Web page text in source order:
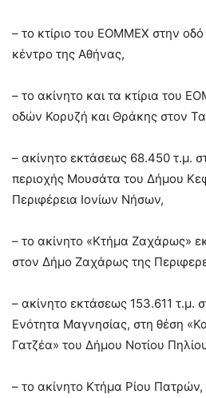
– το κτίριο του ΕΟΜΜΕΧ στην
κέντρο της Αθήνας,
– το ακίνητο και τα κτίρια του
οδών Κορυζή και Θράκης στον
– ακίνητο εκτάσεως 68.450 τ.μ.
περιοχής Μουσάτα του Δήμου
Περιφέρεια Ιονίων Νήσων,
– το ακίνητο «Κτήμα Ζαχάρως»
στον Δήμο Ζαχάρως της
– ακίνητο εκτάσεως 153.611 τ.μ.
Ενότητα Μαγνησίας, στη θέση
Γατζέα» του Δήμου Νοτίου
– το ακίνητο Κτήμα Ρίου